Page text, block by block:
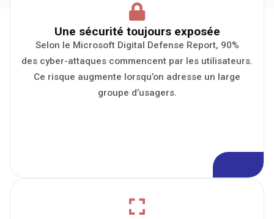
Une sécurité toujours exposée
Selon le Microsoft Digital Defense Report, 90%
des cyber-attaques commencent par les utilisateurs.
Ce risque augmente lorsqu’on adresse un large
groupe d’usagers.